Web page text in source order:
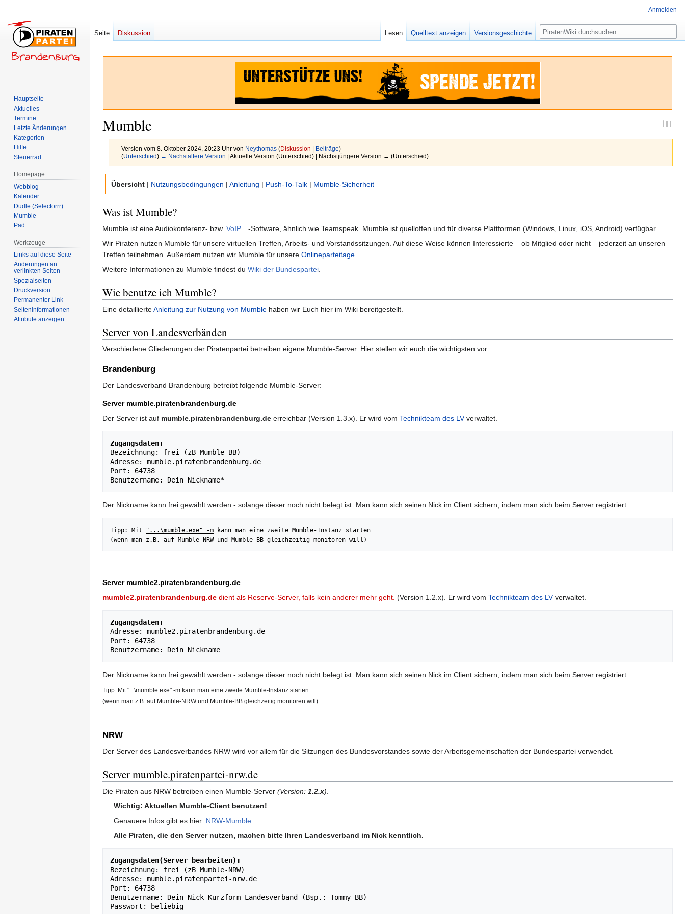
Mumble
Version vom 8. Oktober 2024, 20:23 Uhr von Neythomas (Diskussion | Beiträge)
(Unterschied) ← Nächstältere Version | Aktuelle Version (Unterschied) | Nächstjüngere Version → (Unterschied)
Zur
Zur
Übersicht | Nutzungsbedingungen | Anleitung | Push-To-Talk | Mumble-Sicherheit
Was ist Mumble?
Mumble ist eine Audiokonferenz- bzw. VoIP
-Software, ähnlich wie Teamspeak. Mumble ist quelloffen und für diverse Plattformen (Windows, Linux, iOS, Android) verfügbar.
Wir Piraten nutzen Mumble für unsere virtuellen Treffen, Arbeits- und Vorstandssitzungen. Auf diese Weise können Interessierte – ob Mitglied oder nicht – jederzeit an unseren
Treffen teilnehmen. Außerdem nutzen wir Mumble für unsere Onlineparteitage
Weitere Informationen zu Mumble findest du Wiki der Bundespartei
Wie benutze ich Mumble?
Eine detaillierteAnleitung zur Nutzung von Mumble haben wir Euch hier im Wiki bereitgestellt.
Server von Landesverbänden
Verschiedene Gliederungen der Piratenpartei betreiben eigene Mumble-Server. Hier stellen wir euch die wichtigsten vor.
Brandenburg
Der Landesverband Brandenburg betreibt folgende Mumble-Server:
Server mumble.piratenbrandenburg.de
Der Server ist auf mumble.piratenbrandenburg.de erreichbar (Version 1.3.x). Er wird vom Technikteam des LVverwaltet.
Zugangsdaten:
Bezeichnung: frei (zB Mumble-BB)
Adresse: mumble.piratenbrandenburg.de
Port: 64738
Der Nickname kann frei gewählt werden - solange dieser noch nicht belegt ist. Man kann sich seinen Nick im Client sichern, indem man sich beim Server registriert.
Tipp: Mit "...\mumble.exe" -m kann man eine zweite Mumble-Instanz starten
(wenn man z.B. auf Mumble-NRW und Mumble-BB gleichzeitig monitoren will)
Server mumble2.piratenbrandenburg.de
mumble2.piratenbrandenburg.de dient als Reserve-Server, falls kein anderer mehr geht. (Version 1.2.x). Er wird vom Technikteam des LVverwaltet.
Zugangsdaten:
Adresse: mumble2.piratenbrandenburg.de
Port: 64738
Der Nickname kann frei gewählt werden - solange dieser noch nicht belegt ist. Man kann sich seinen Nick im Client sichern, indem man sich beim Server registriert.
Tipp: Mit"...\mumble.exe" -m kann man eine zweite Mumble-Instanz starten
(wenn man z.B. auf Mumble-NRW und Mumble-BB gleichzeitig monitoren will)
NRW
Der Server des Landesverbandes NRW wird vor allem für die Sitzungen des Bundesvorstandes sowie der Arbeitsgemeinschaften der Bundespartei verwendet.
Server mumble.piratenpartei-nrw.de
Die Piraten aus NRW betreiben einen Mumble-Server (Version: 1.2.x)
Wichtig: Aktuellen Mumble-Client benutzen!
Genauere Infos gibt es hier: NRW-Mumble
Alle Piraten, die den Server nutzen, machen bitte Ihren Landesverband im Nick kenntlich.
Zugangsdaten(Server bearbeiten):
Bezeichnung: frei (zB Mumble-NRW)
Adresse: mumble.piratenpartei-nrw.de
Port: 64738
Benutzername: Dein Nick_Kurzform Landesverband (Bsp.: Tommy_BB)
Anmelden
Seite Diskussion Lesen Quelltext anzeigen Versionsgeschichte Suche
Hauptseite
Aktuelles
Termine
Letzte Änderungen
Kategorien
Hilfe
Steuerrad
Homepage
Webblog
Kalender
Dudle (Selectorrr)
Mumble
Pad
Werkzeuge
Links auf diese Seite
Änderungen an
verlinkten Seiten
Spezialseiten
Druckversion
Permanenter Link
Seiten­­informationen
Attribute anzeigen